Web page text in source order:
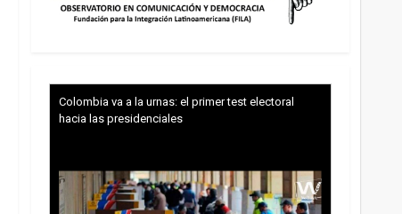
Colombia va a la urnas: el primer test electoral
hacia las presidenciales